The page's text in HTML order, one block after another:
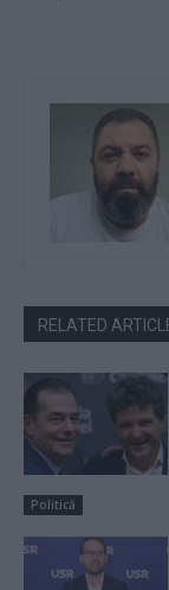
RELATED
Politică